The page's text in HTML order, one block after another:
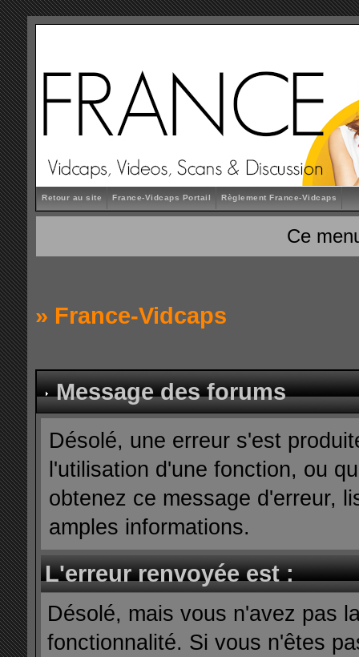
Retour au site France-Vidcaps Portail Règlement France-Vidcaps
Ce
» France-Vidcaps
Message des forums
Désolé, une erreur s'est
l'utilisation d'une fonction, ou
obtenez ce message d'erreur,
amples informations.
L'erreur renvoyée est :
Désolé, mais vous n'avez pas
fonctionnalité. Si vous n'êtes